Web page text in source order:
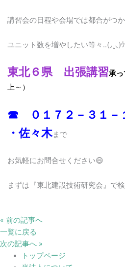
講習会の日程や会場では都合がつか
ユニット数を増やしたい等々
東北６県 出張講習承
上～）
☎ ０１７２－３１－
・佐々木まで
お気軽にお問合せください😄
まずは『東北建設技術研究会』で検
« 前の記事へ
一覧に戻る
次の記事へ »
トップページ